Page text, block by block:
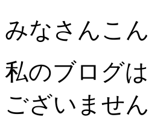
みなさんこん
私のブログ
ございません